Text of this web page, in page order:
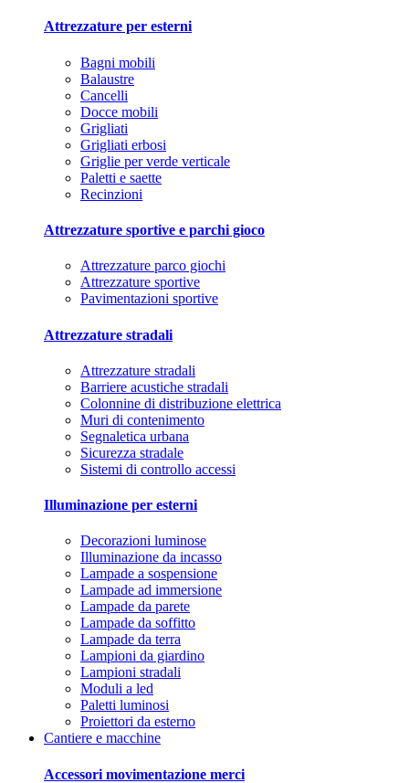
Attrezzature per esterni
Bagni mobili
Balaustre
Cancelli
Docce mobili
Grigliati
Grigliati erbosi
Griglie per verde verticale
Paletti e saette
Recinzioni
Attrezzature sportive e parchi gioco
Attrezzature parco giochi
Attrezzature sportive
Pavimentazioni sportive
Attrezzature stradali
Attrezzature stradali
Barriere acustiche stradali
Colonnine di distribuzione elettrica
Muri di contenimento
Segnaletica urbana
Sicurezza stradale
Sistemi di controllo accessi
Illuminazione per esterni
Decorazioni luminose
Illuminazione da incasso
Lampade a sospensione
Lampade ad immersione
Lampade da parete
Lampade da soffitto
Lampade da terra
Lampioni da giardino
Lampioni stradali
Moduli a led
Paletti luminosi
Proiettori da esterno
Cantiere e macchine
Accessori movimentazione merci